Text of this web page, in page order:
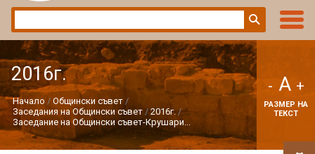
2016г.
Начало
Общински съвет
Заседания на Общински съвет
2016г.
Заседание на Общински съвет-Крушари...
- A +
РАЗМЕР НА
ТЕКСТ